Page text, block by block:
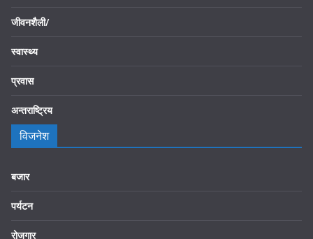
जीवनशैली/
स्वास्थ्य
प्रवास
अन्तराष्ट्रिय
विजनेश
बजार
पर्यटन
रोजगार